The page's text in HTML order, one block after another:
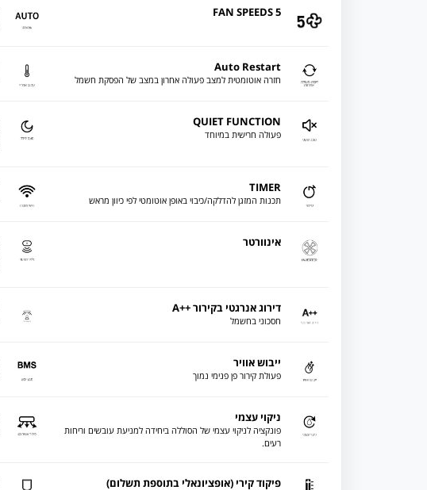
5 FAN SPEEDS
Auto Restart
חזרה אוטומטית למצב פעולה אחרון במצב של הפסקת חשמל
QUIET FUNCTION
פעולה חרישית במיוחד
TIMER
תכנות המזגן להדלקה/כיבוי באופן אוטומטי לפי כיוון מראש
אינוורטר
דירוג אנרגטי בקירור ++A
חסכוני בחשמל
ייבוש אוויר
פעולת קירור פן פנימי נמוך
ניקוי עצמי
פונקציה לניקוי עצמי של הסוללה ביחידה למניעת עובשים וריחות
רעים.
פיקוד קירי (אופציונאלי בתוספת תשלום)